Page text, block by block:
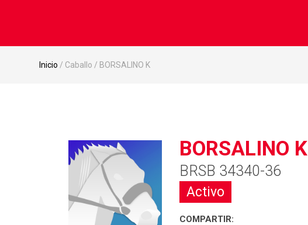
Inicio / Caballo / BORSALINO K
BORSALINO K
BRSB 34340-36
Activo
COMPARTIR: